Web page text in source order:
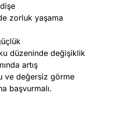
zorluk yaşama
düzeninde değişiklik
artış
ve değersiz görme
başvurmalı.